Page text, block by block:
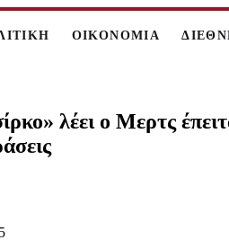
ΟΙΚΟΝΟΜΙΑ
λέει ο Μερτς